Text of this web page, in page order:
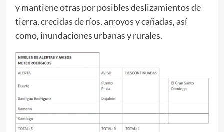
y mantiene otras por posibles deslizamientos de
tierra, crecidas de ríos, arroyos y cañadas, así
como, inundaciones urbanas y rurales.